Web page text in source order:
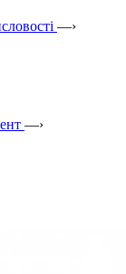
—›
—›